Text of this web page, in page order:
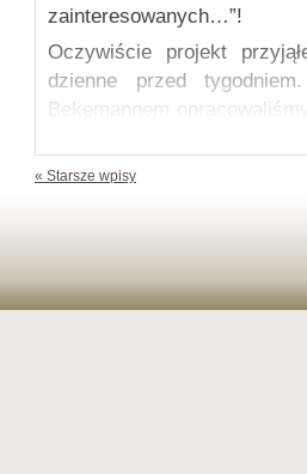
zainteresowanych…”!
Oczywiście projekt
dzienne przed
Bekemannem
Wersja angielska
« Starsze wpisy